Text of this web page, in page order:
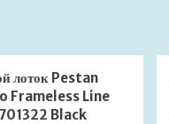
лоток Pestan
Frameless Line
Black